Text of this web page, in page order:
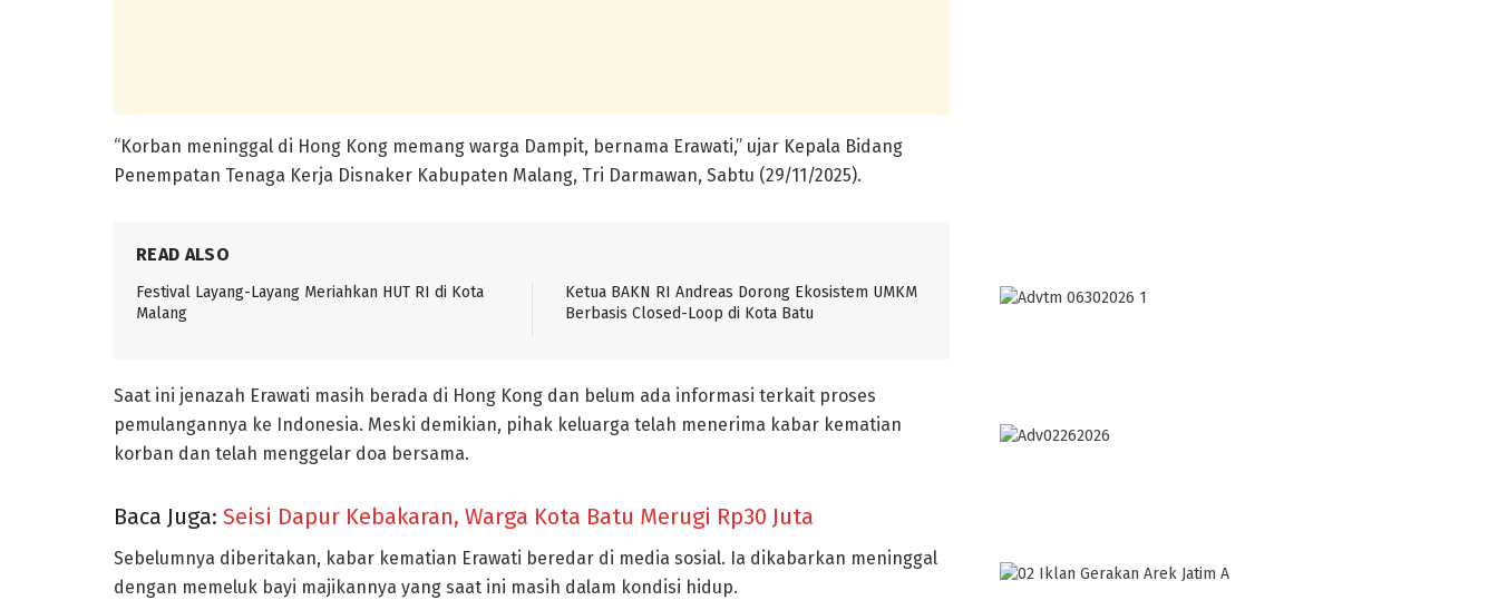
“Korban meninggal di Hong Kong memang warga Dampit, bernama Erawati,” ujar Kepala Bidang
Penempatan Tenaga Kerja Disnaker Kabupaten Malang, Tri Darmawan, Sabtu (29/11/2025).
READ ALSO
Festival Layang-Layang Meriahkan HUT RI di Kota
Malang
Ketua BAKN RI Andreas Dorong Ekosistem UMKM
Berbasis Closed-Loop di Kota Batu
Saat ini jenazah Erawati masih berada di Hong Kong dan belum ada informasi terkait proses
pemulangannya ke Indonesia. Meski demikian, pihak keluarga telah menerima kabar kematian
korban dan telah menggelar doa bersama.
Baca Juga: Seisi Dapur Kebakaran, Warga Kota Batu Merugi Rp30 Juta
Sebelumnya diberitakan, kabar kematian Erawati beredar di media sosial. Ia dikabarkan meninggal
dengan memeluk bayi majikannya yang saat ini masih dalam kondisi hidup.